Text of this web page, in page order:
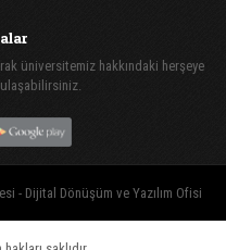
üniversitemiz hakkındaki herşeye
- Dijital Dönüşüm ve Yazılım Ofisi